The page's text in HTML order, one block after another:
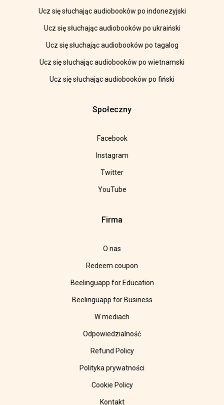
Ucz się słuchając audiobooków po indonezyjski
Ucz się słuchając audiobooków po ukraiński
Ucz się słuchając audiobooków po tagalog
Ucz się słuchając audiobooków po wietnamski
Ucz się słuchając audiobooków po fiński
Społeczny
Facebook
Instagram
Twitter
YouTube
Firma
O nas
Redeem coupon
Beelinguapp for Education
Beelinguapp for Business
W mediach
Odpowiedzialność
Refund Policy
Polityka prywatności
Cookie Policy
Kontakt